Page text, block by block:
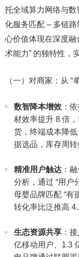
托全域算力网络与数
化服务匹配 – 多链
心价值体现在深度融
术能力” 的独特性，
（一）对商家：从 “
数智降本增效 ：
材效率提升 8 倍
货，终端成本降
据选品，库存周转
精准用户触达 ：
分析，通过 “用户
母婴品牌匹配 “有
转化率比泛推高
生态资源共享 ：
亿移动用户、1.3